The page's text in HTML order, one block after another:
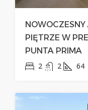
PIĘTRZE W
PUNTA PRIMA
2
2 64